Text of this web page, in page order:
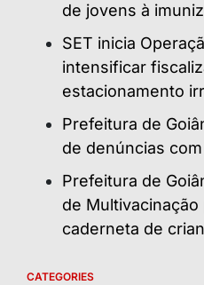
de jovens à
SET inicia
intensificar
estacionamento
Prefeitura de
de denúncias
Prefeitura de
de Multivacinação
caderneta de
CATEGORIES